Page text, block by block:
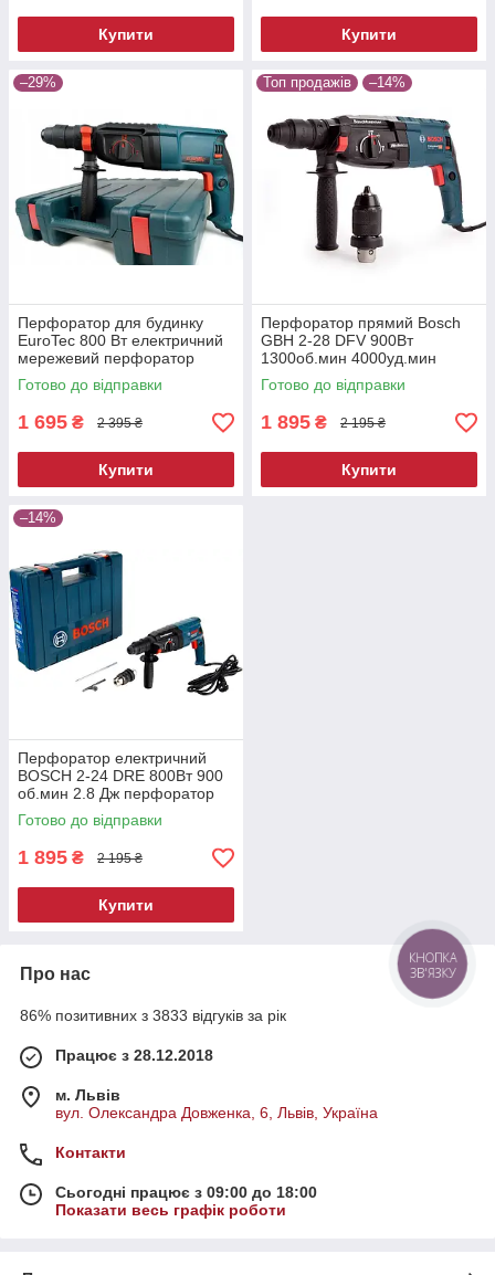
Купити Купити
–29%
Перфоратор для будинку
EuroTec 800 Вт електричний
мережевий перфоратор
перфоратор прямий
Готово до відправки
1 695 ₴ 2 395 ₴
Купити
Топ продажів –14%
Перфоратор прямий Bosch
GBH 2-28 DFV 900Вт
1300об.мин 4000уд.мин
прямий перфоратор у кейсі
перфоратор ударний
Готово до відправки
1 895 ₴ 2 195 ₴
Купити
–14%
Перфоратор електричний
BOSCH 2-24 DRE 800Вт 900
об.мин 2.8 Дж перфоратор
для великих отворів
перфоратор для деревини
Готово до відправки
1 895 ₴ 2 195 ₴
Купити
Про нас
86% позитивних з 3833 відгуків за рік
Працює з 28.12.2018
м. Львів
вул. Олександра Довженка, 6, Львів, Україна
Контакти
Сьогодні працює з 09:00 до 18:00
Показати весь графік роботи
КНОПКА
ЗВ'ЯЗКУ